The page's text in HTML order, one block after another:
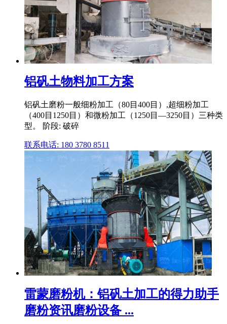
铝矾土物料加工方案
铝矾土磨粉一般细粉加工（80目400目）,超细粉加工
（400目1250目）和微粉加工（1250目—3250目）三种类
型。 阶段: 破碎
联系电话: 180 3780 8511
雷蒙磨粉机：铝矾土加工的得力助手
磨粉资讯磨粉设备 ...